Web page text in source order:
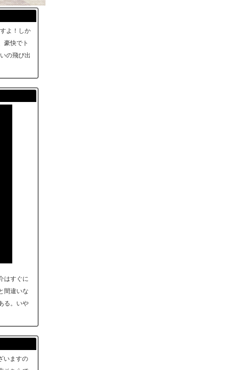
よ！しか
豪快でト
の飛び出
はすぐに
間違いな
る。いや
いますの